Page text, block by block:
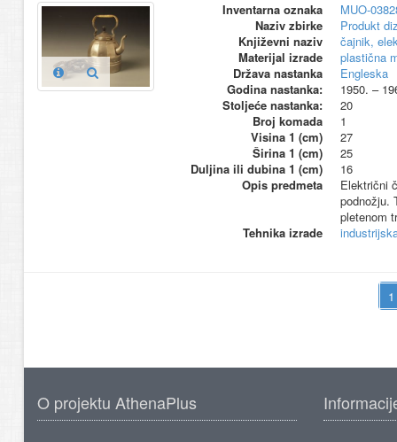
Inventarna oznaka
MUO-
Naziv zbirke
Produkt
Književni naziv
čajnik,
Materijal izrade
plastična
Država nastanka
Engleska
Godina nastanka:
1950. –
Stoljeće nastanka:
20
Broj komada
1
Visina 1 (cm)
27
Širina 1 (cm)
25
Duljina ili dubina 1 (cm)
16
Opis predmeta
Električni
podnožju.
pletenom
Tehnika izrade
O projektu AthenaPlus